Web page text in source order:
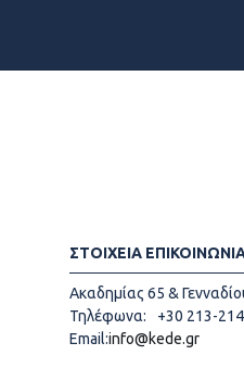
ΣΤΟΙΧΕΙΑ
Ακαδημίας 65 &
Τηλέφωνα:
+30 213-
Email:info@kede.gr